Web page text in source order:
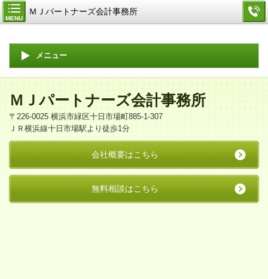
MENU
ＭＪパートナーズ会計事務所
メニュー
ＭＪパートナーズ会計事務所
〒226-0025 横浜市緑区十日市場町885-1-307
ＪＲ横浜線十日市場駅より徒歩1分
会社概要はこちら
無料相談はこちら